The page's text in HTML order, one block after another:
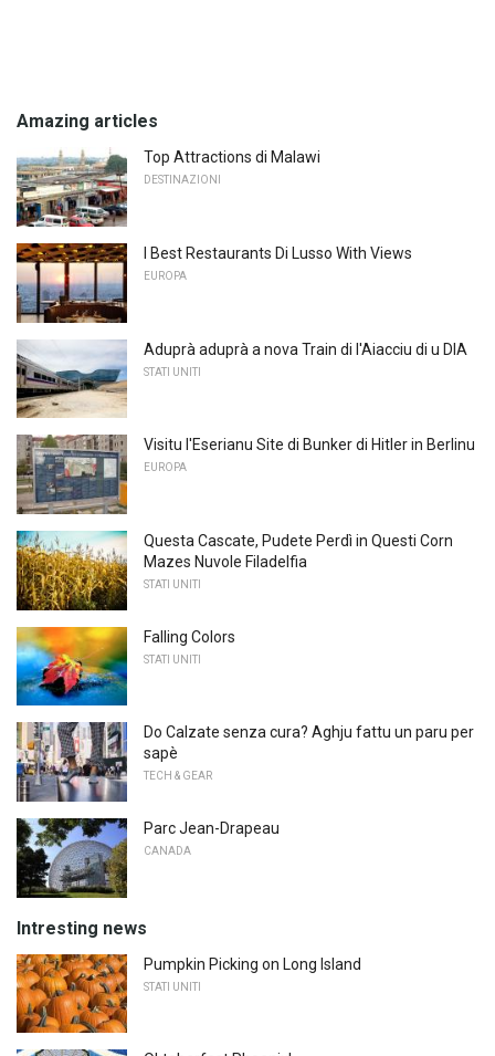
Amazing articles
Top Attractions di Malawi
DESTINAZIONI
I Best Restaurants Di Lusso With Views
EUROPA
Aduprà aduprà a nova Train di l'Aiacciu di u DIA
STATI UNITI
Visitu l'Eserianu Site di Bunker di Hitler in Berlinu
EUROPA
Questa Cascate, Pudete Perdì in Questi Corn
Mazes Nuvole Filadelfia
STATI UNITI
Falling Colors
STATI UNITI
Do Calzate senza cura? Aghju fattu un paru per
sapè
TECH & GEAR
Parc Jean-Drapeau
CANADA
Intresting news
Pumpkin Picking on Long Island
STATI UNITI